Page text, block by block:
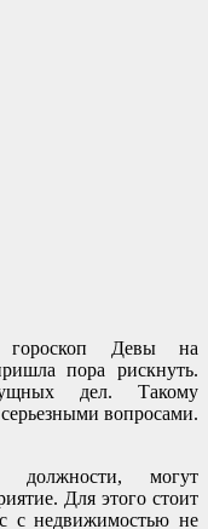
гороскоп Девы на
пора рискнуть.
дел. Такому
вопросами.
должности, могут
Для этого стоит
с недвижимостью не